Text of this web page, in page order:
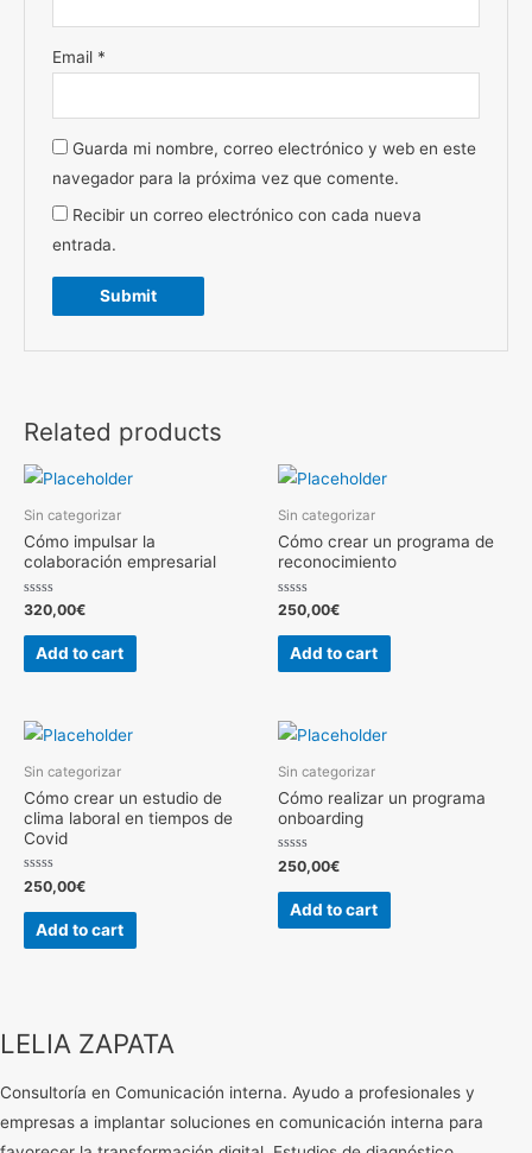
Email *
Guarda mi nombre, correo electrónico y web en este
navegador para la próxima vez que comente.
Recibir un correo electrónico con cada nueva
entrada.
Related products
Sin categorizar
Cómo impulsar la
colaboración empresarial
Rated
out
320,00€
Add to cart
Sin categorizar
Cómo crear un programa de
reconocimiento
Rated
out
250,00€
Add to cart
Sin categorizar
Cómo crear un estudio de
clima laboral en tiempos de
Covid
Rated
0
out
250,00€
Add to cart
Sin categorizar
Cómo realizar un programa
onboarding
Rated
0
out
250,00€
Add to cart
LELIA ZAPATA
Consultoría en Comunicación interna. Ayudo a profesionales y
empresas a implantar soluciones en comunicación interna para